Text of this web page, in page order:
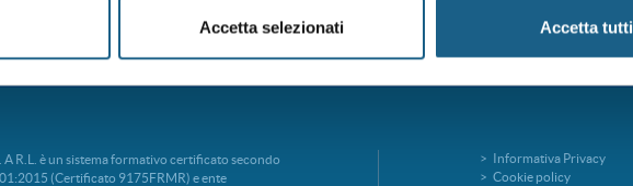
Accetta selezionati Accetta tutti
A R.L. è un sistema formativo certificato secondo
(Certificato 9175FRMR) e ente
Informativa Privacy
Cookie policy